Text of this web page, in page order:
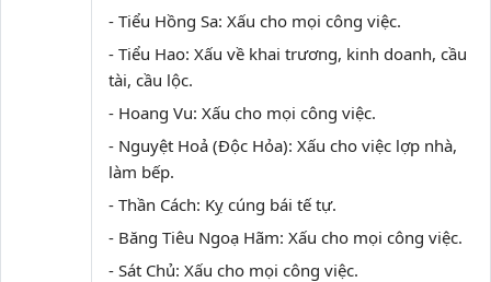
- Tiểu Hồng Sa: Xấu cho mọi công việc.
- Tiểu Hao: Xấu về khai trương, kinh doanh, cầu
tài, cầu lộc.
- Hoang Vu: Xấu cho mọi công việc.
- Nguyệt Hoả (Độc Hỏa): Xấu cho việc lợp nhà,
làm bếp.
- Thần Cách: Kỵ cúng bái tế tự.
- Băng Tiêu Ngoạ Hãm: Xấu cho mọi công việc.
- Sát Chủ: Xấu cho mọi công việc.